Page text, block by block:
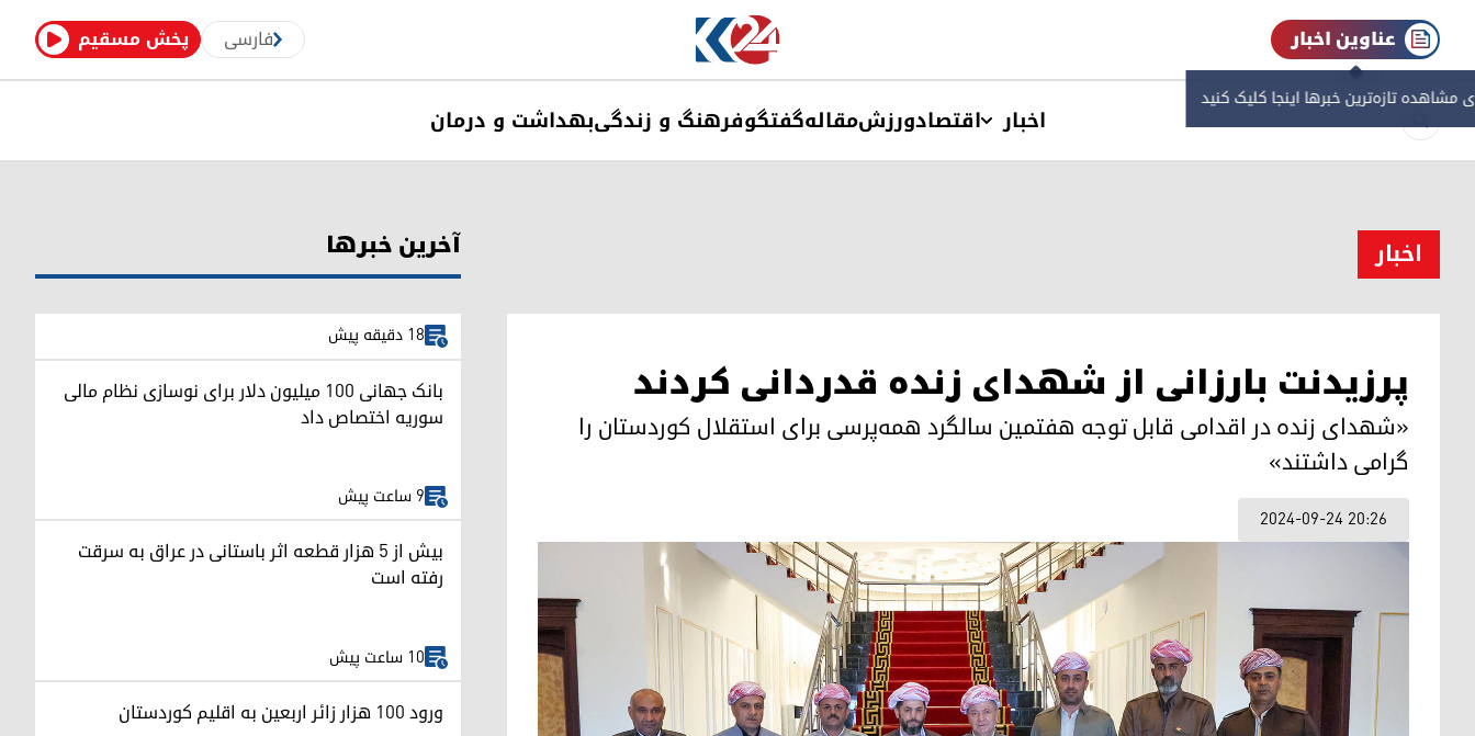
پخش مسقیم فارسی عناوین اخبار
مشاهده‌ تازه‌ترین خبرها اینجا کلیک کنید
اخبار اقتصادورزشمقالهگفتگوفرهنگ و زندگیبهداشت و درمان
اخبار
پرزیدنت بارزانی از شهدای زنده قدردانی کردند
‌«شهدای زنده در اقدامی قابل توجه هفتمین سالگرد همه‌پرسی برای استقلال کوردستان را
گرامی داشتند»
2024-09-24 20:26
آخرین خبرها
18 دقیقه پیش
بانک جهانی ۱۰۰ میلیون دلار برای نوسازی نظام مالی
سوریه اختصاص داد
9 ساعت پیش
بیش از ۵ هزار قطعه اثر باستانی در عراق به سرقت
رفته است
10 ساعت پیش
ورود ۱۰۰ هزار زائر اربعین به اقلیم کوردستان